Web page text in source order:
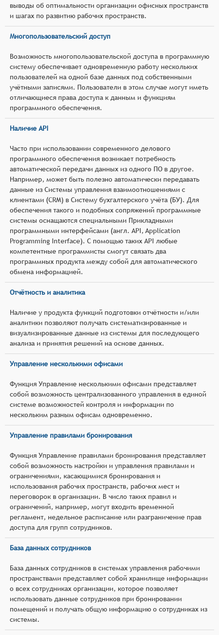
выводы об оптимальности организации офисных пространств
и шагах по развитию рабочих пространств.
Многопользовательский доступ
Возможность многопользовательской доступа в программную
систему обеспечивает одновременную работу нескольких
пользователей на одной базе данных под собственными
учётными записями. Пользователи в этом случае могут иметь
отличающиеся права доступа к данным и функциям
программного обеспечения.
Наличие API
Часто при использовании современного делового
программного обеспечения возникает потребность
автоматической передачи данных из одного ПО в другое.
Например, может быть полезно автоматически передавать
данные из Системы управления взаимоотношениями с
клиентами (CRM) в Систему бухгалтерского учёта (БУ). Для
обеспечения такого и подобных сопряжений программные
системы оснащаются специальными Прикладными
программными интерфейсами (англ. API, Application
Programming Interface). С помощью таких API любые
компетентные программисты смогут связать два
программных продукта между собой для автоматического
обмена информацией.
Отчётность и аналитика
Наличие у продукта функций подготовки отчётности и/или
аналитики позволяют получать систематизированные и
визуализированные данные из системы для последующего
анализа и принятия решений на основе данных.
Управление несколькими офисами
Функция Управление несколькими офисами представляет
собой возможность централизованного управления в единой
системе возможностей контроля и информации по
нескольким разным офисам одновременно.
Управление правилами бронирования
Функция Управление правилами бронирования представляет
собой возможность настройки и управления правилами и
ограничениями, касающимися бронирования и
использования рабочих пространств, рабочих мест и
переговорок в организации. В число таких правил и
ограничений, например, могут входить временной
регламент, недельное расписание или разграничение прав
доступа для групп сотрудников.
База данных сотрудников
База данных сотрудников в системах управления рабочими
пространствами представляет собой хранилище информации
о всех сотрудниках организации, которое позволяет
использовать данные сотрудников при бронировании
помещений и получать общую информацию о сотрудниках из
системы.